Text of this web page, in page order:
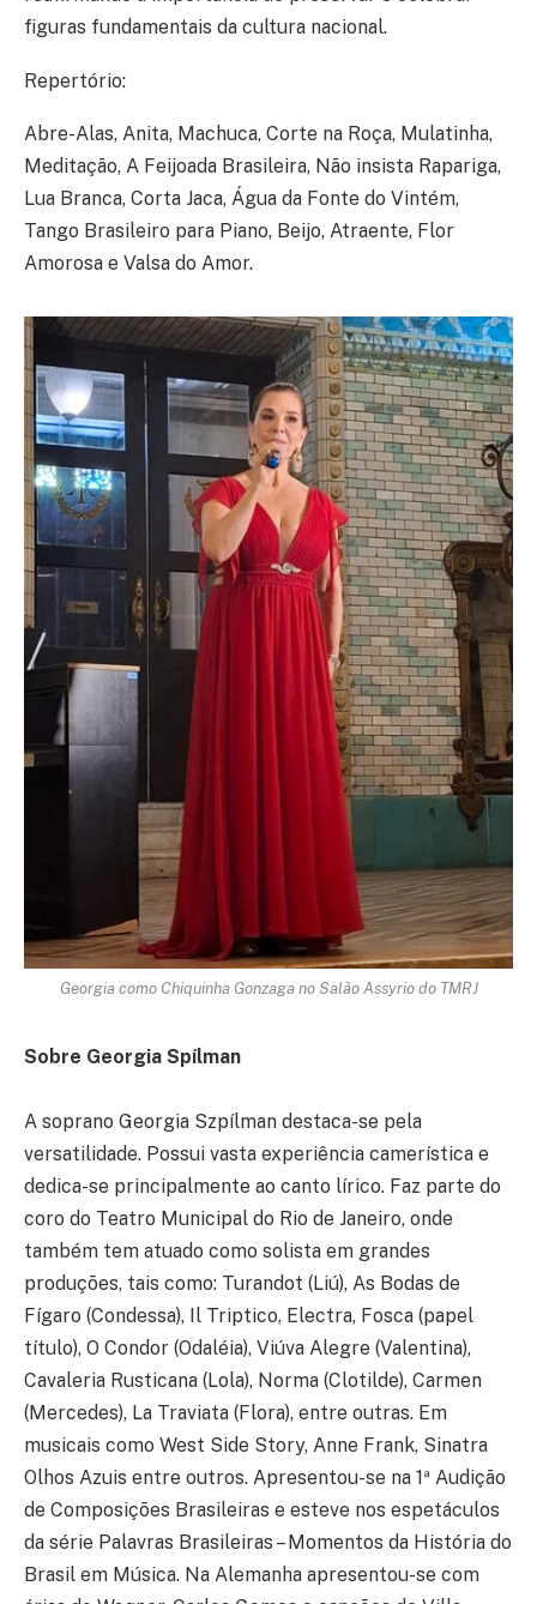
figuras fundamentais da cultura nacional.
Repertório:
Abre-Alas, Anita, Machuca, Corte na Roça, Mulatinha,
Meditação, A Feijoada Brasileira, Não insista Rapariga,
Lua Branca, Corta Jaca, Água da Fonte do Vintém,
Tango Brasileiro para Piano, Beijo, Atraente, Flor
Amorosa e Valsa do Amor.
Georgia como Chiquinha Gonzaga no Salão Assyrio do TMRJ
Sobre Georgia Spílman
A soprano Georgia Szpílman destaca-se pela
versatilidade. Possui vasta experiência camerística e
dedica-se principalmente ao canto lírico. Faz parte do
coro do Teatro Municipal do Rio de Janeiro, onde
também tem atuado como solista em grandes
produções, tais como: Turandot (Liú), As Bodas de
Fígaro (Condessa), Il Triptico, Electra, Fosca (papel
título), O Condor (Odaléia), Viúva Alegre (Valentina),
Cavaleria Rusticana (Lola), Norma (Clotilde), Carmen
(Mercedes), La Traviata (Flora), entre outras. Em
musicais como West Side Story, Anne Frank, Sinatra
Olhos Azuis entre outros. Apresentou-se na 1ª Audição
de Composições Brasileiras e esteve nos espetáculos
da série Palavras Brasileiras – Momentos da História do
Brasil em Música. Na Alemanha apresentou-se com